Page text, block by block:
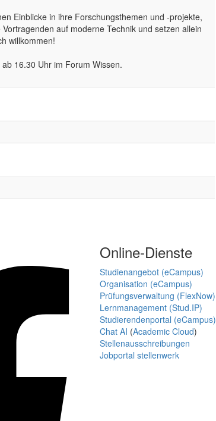
Einblicke in ihre Forschungsthemen und -projekte,
auf moderne Technik und setzen allein
willkommen!
16.30 Uhr im Forum Wissen.
Online-Dienste
Studienangebot (eCampus)
Organisation (eCampus)
Prüfungsverwaltung (FlexNow)
Lernmanagement (Stud.IP)
Studierendenportal (eCampus)
Chat AI (Academic Cloud)
Stellenausschreibungen
Jobportal stellenwerk